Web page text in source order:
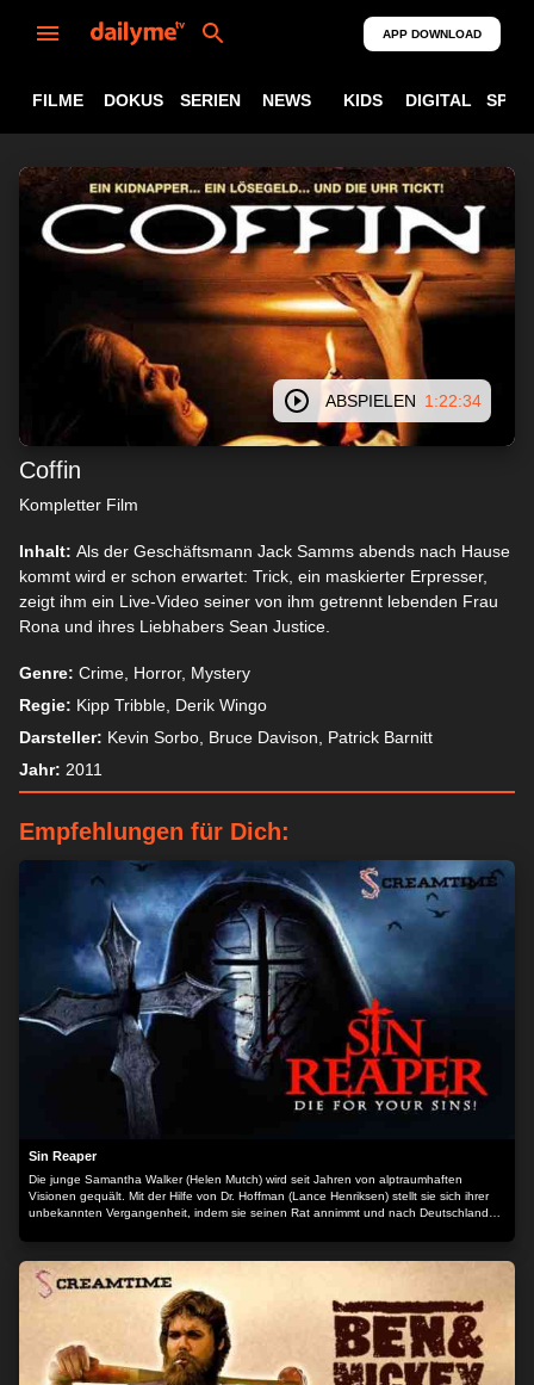
APP DOWNLOAD
FILME DOKUS SERIEN NEWS KIDS DIGITAL
ABSPIELEN 1:22:34
Coffin
Kompletter Film
Inhalt: Als der Geschäftsmann Jack Samms abends nach Hause
kommt wird er schon erwartet: Trick, ein maskierter Erpresser,
zeigt ihm ein Live-Video seiner von ihm getrennt lebenden Frau
Rona und ihres Liebhabers Sean Justice.
Genre: Crime, Horror, Mystery
Regie: Kipp Tribble, Derik Wingo
Darsteller: Kevin Sorbo, Bruce Davison, Patrick Barnitt
Jahr: 2011
Empfehlungen für Dich:
Sin Reaper
Die junge Samantha Walker (Helen Mutch) wird seit Jahren von alptraumhaften
Visionen gequält. Mit der Hilfe von Dr. Hoffman (Lance Henriksen) stellt sie sich ihrer
unbekannten Vergangenheit, indem sie seinen Rat annimmt und nach Deutschland
ihrer Vergangenheit zu erforschen. Ihre Reise führt sie nach "Wallenhausen", einem
ehemaligen deutschen Kloster. Samanthas nächtlicher Einbruch in das Kloster wird zu
einem Kampf um Leben und Tod, als ein maskierter Mönch damit beginnt, einen ihrer
Gefährten nach dem anderen gnadenlos zu ermorden. Schließlich kommt das
Geheimnis ihrer Vergangenheit ans Licht und sie muss sich dem Sin Reaper